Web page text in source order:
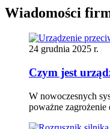
Wiadomości
24 grudnia 2025 r.
Czym jest
W nowoczesnych
poważne